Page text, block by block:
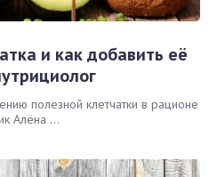
и как добавить её
полезной клетчатки в рационе
Алёна ...